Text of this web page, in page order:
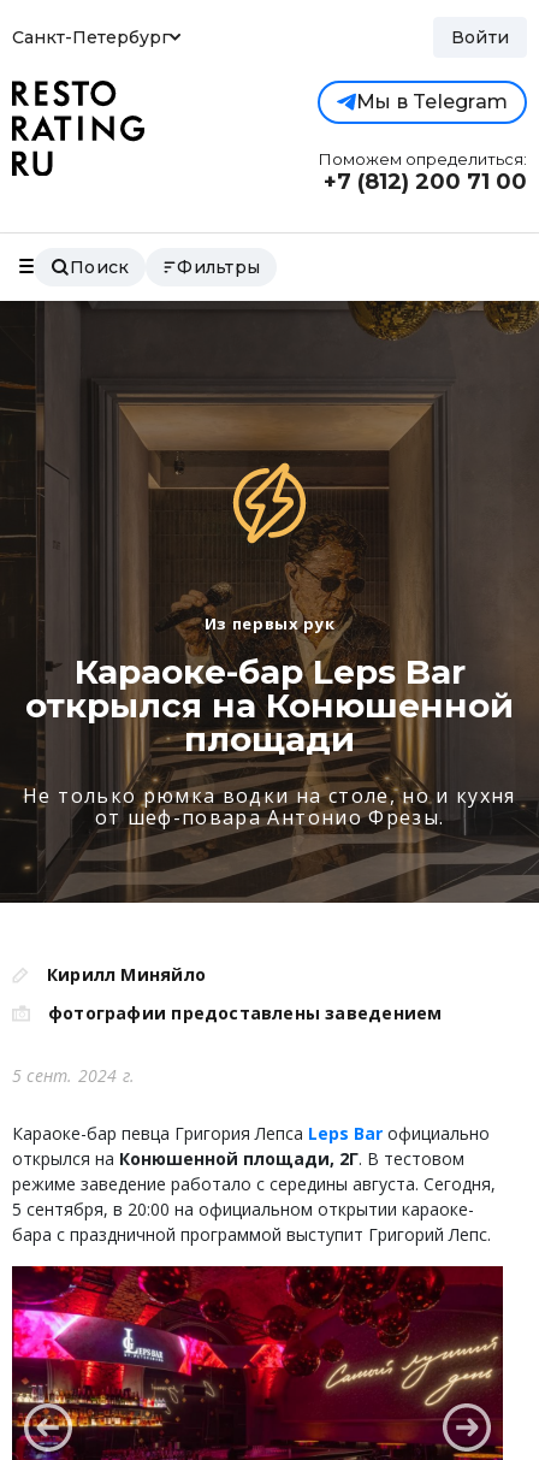
Санкт-Петербург Войти
Мы в Telegram
Поможем определиться:
+7 (812) 200 71 00
Поиск Фильтры
Из первых рук
Караоке-бар Leps Bar
открылся на Конюшенной
площади
Не только рюмка водки на столе, но и кухня
от шеф-повара Антонио Фрезы.
Кирилл Миняйло
фотографии предоставлены заведением
5 сент. 2024 г.
Караоке-бар певца Григория Лепса Leps Bar официально
открылся на Конюшенной площади, 2Г. В тестовом
режиме заведение работало с середины августа. Сегодня,
5 сентября, в 20:00 на официальном открытии караоке-
бара с праздничной программой выступит Григорий Лепс.